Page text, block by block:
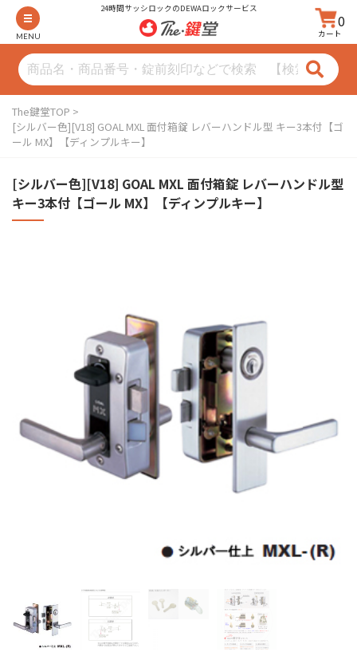
MENU
24時間サッシロックのDEWAロックサービス
0
カート
The鍵堂TOP
[シルバー色][V18] GOAL MXL 面付箱錠 レバーハンドル型 キー3本付【ゴ
ール MX】【ディンプルキー】
[シルバー色][V18] GOAL MXL 面付箱錠 レバーハンドル型
キー3本付【ゴール MX】【ディンプルキー】